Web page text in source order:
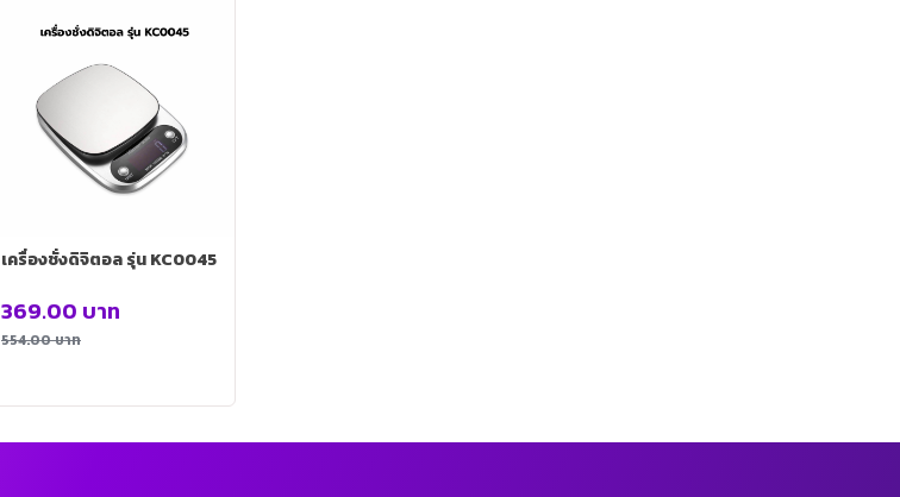
เครื่องชั่งดิจิตอล รุ่น KC0045
554.00บาท
369.00 บาท